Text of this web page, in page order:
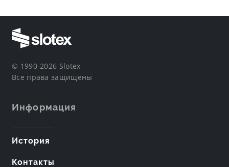
© 1990-2026 Slotex
Все права защищены
Информация
История
Контакты